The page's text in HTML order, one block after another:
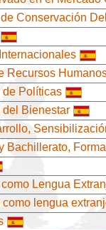
Conservación
Recursos
de Políticas
Bienestar
Bachillerato,
Lengua
lengua